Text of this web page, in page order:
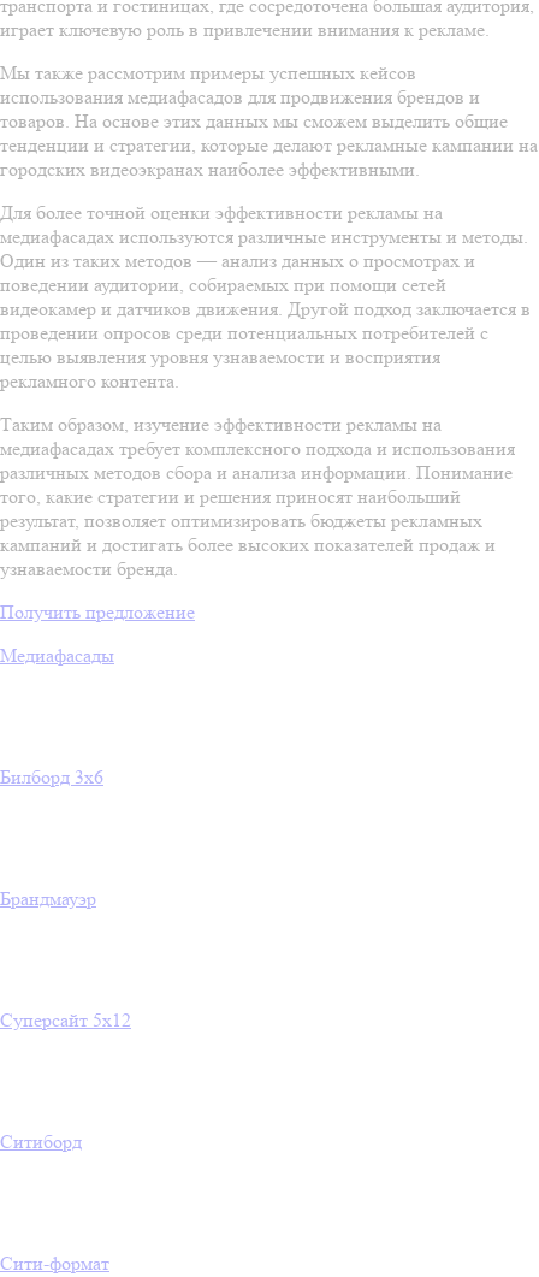
транспорта и гостиницах, где сосредоточена большая аудитория,
играет ключевую роль в привлечении внимания к рекламе.
Мы также рассмотрим примеры успешных кейсов
использования медиафасадов для продвижения брендов и
товаров. На основе этих данных мы сможем выделить общие
тенденции и стратегии, которые делают рекламные кампании на
городских видеоэкранах наиболее эффективными.
Для более точной оценки эффективности рекламы на
медиафасадах используются различные инструменты и методы.
Один из таких методов — анализ данных о просмотрах и
поведении аудитории, собираемых при помощи сетей
видеокамер и датчиков движения. Другой подход заключается в
проведении опросов среди потенциальных потребителей с
целью выявления уровня узнаваемости и восприятия
рекламного контента.
Таким образом, изучение эффективности рекламы на
медиафасадах требует комплексного подхода и использования
различных методов сбора и анализа информации. Понимание
того, какие стратегии и решения приносят наибольший
результат, позволяет оптимизировать бюджеты рекламных
кампаний и достигать более высоких показателей продаж и
узнаваемости бренда.
Получить предложение
Медиафасады
Билборд 3х6
Брандмауэр
Суперсайт 5х12
Ситиборд
Сити-формат